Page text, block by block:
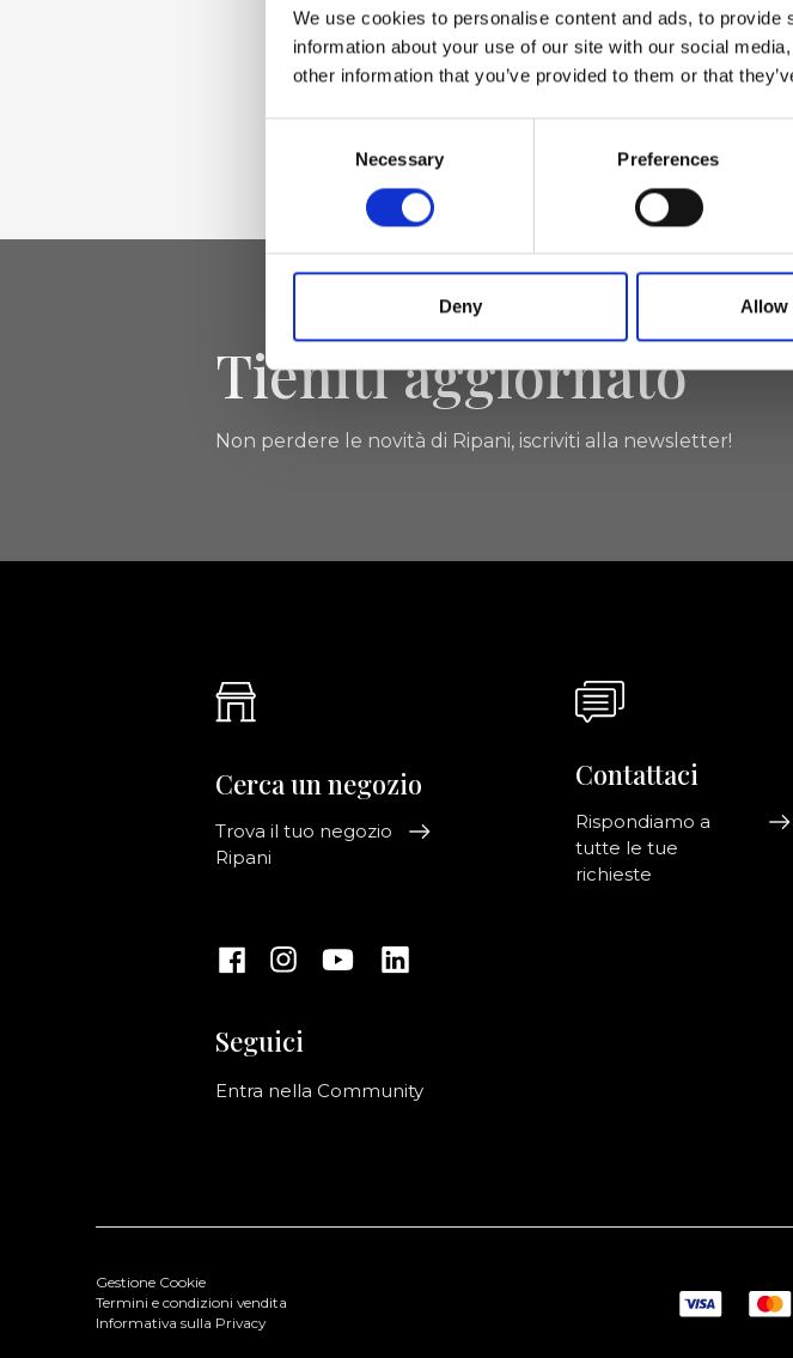
We use cookies to personalise content and ads, to
information about your use of our site with our social
other information that you’ve provided to them or that
Necessary Preferences
Deny Allow
26 x 19 x 15 cm (l x a x p)
Tieniti aggiornato
Non perdere le novità di Ripani, iscriviti alla newsletter!
Cerca un negozio
Trova il tuo negozio
Ripani
Seguici
Entra nella Community
Contattaci
Rispondiamo a
tutte le tue
richieste
Gestione Cookie
Termini e condizioni vendita
Informativa sulla Privacy